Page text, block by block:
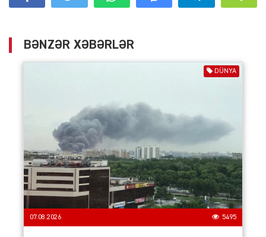
BƏNZƏR XƏBƏRLƏR
DÜNYA
07.08.2026 5495